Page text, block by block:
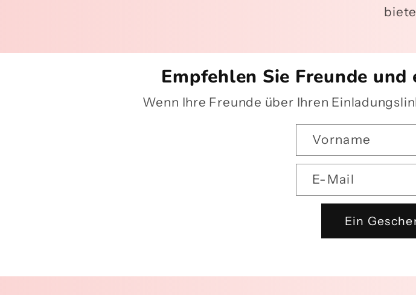
Empfehlen Sie Freunde
Wenn Ihre Freunde über Ihren
Vorname
E-Mail
Ein